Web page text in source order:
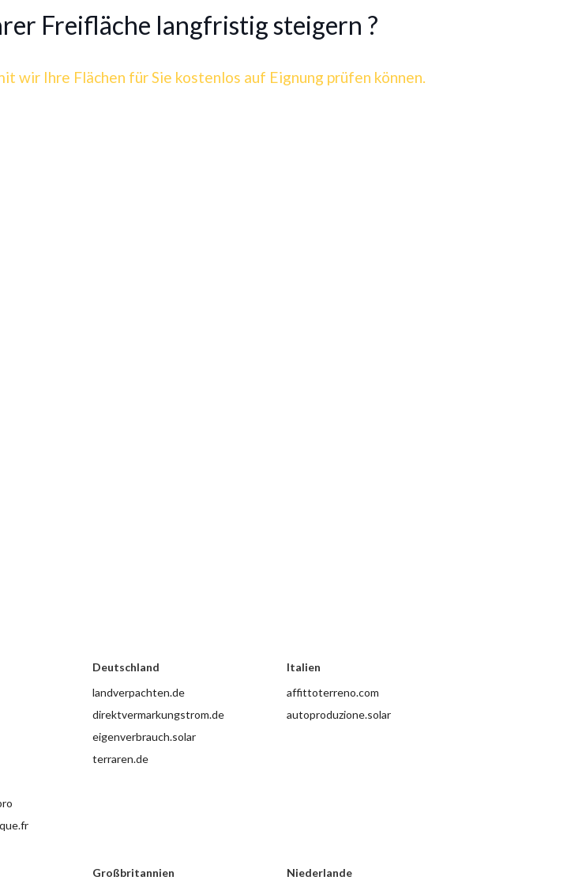
Freifläche langfristig steigern ?
wir Ihre Flächen für Sie kostenlos auf Eignung prüfen können.
Deutschland
landverpachten.de
direktvermarkungstrom.de
eigenverbrauch.solar
terraren.de
Italien
affittoterreno.com
autoproduzione.solar
Großbritannien Niederlande